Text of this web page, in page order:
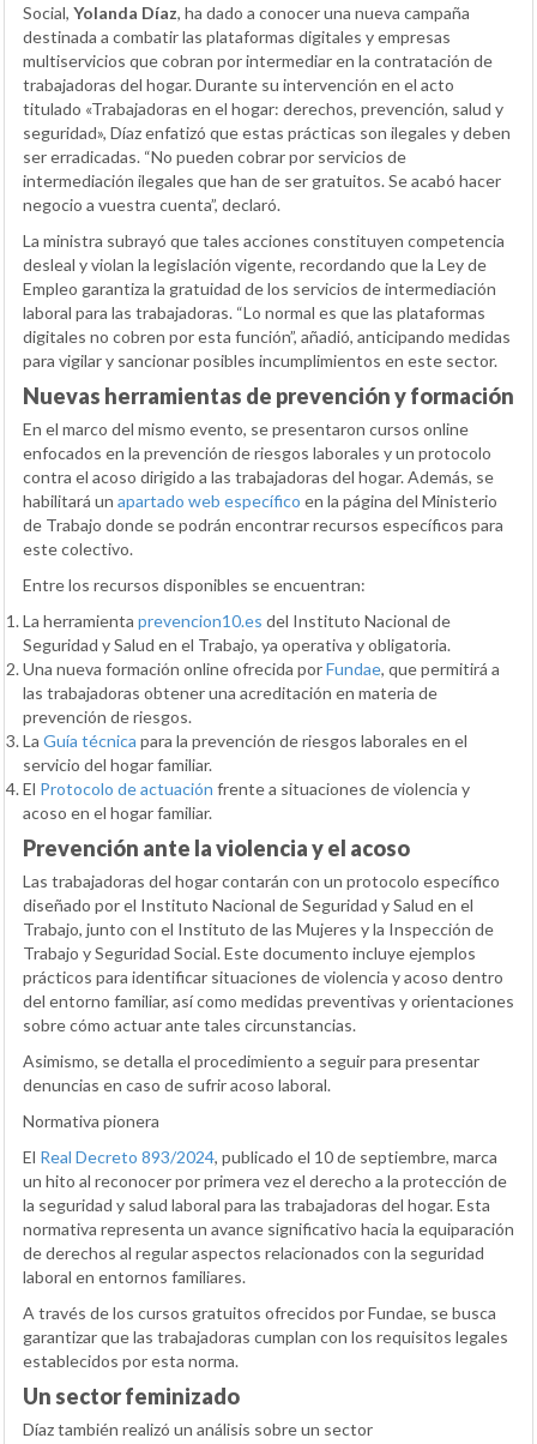
Social, Yolanda Díaz, ha dado a conocer una nueva campaña
destinada a combatir las plataformas digitales y empresas
multiservicios que cobran por intermediar en la contratación de
trabajadoras del hogar. Durante su intervención en el acto
titulado «Trabajadoras en el hogar: derechos, prevención, salud y
seguridad», Díaz enfatizó que estas prácticas son ilegales y deben
ser erradicadas. “No pueden cobrar por servicios de
intermediación ilegales que han de ser gratuitos. Se acabó hacer
negocio a vuestra cuenta”, declaró.
La ministra subrayó que tales acciones constituyen competencia
desleal y violan la legislación vigente, recordando que la Ley de
Empleo garantiza la gratuidad de los servicios de intermediación
laboral para las trabajadoras. “Lo normal es que las plataformas
digitales no cobren por esta función”, añadió, anticipando medidas
para vigilar y sancionar posibles incumplimientos en este sector.
Nuevas herramientas de prevención y formación
En el marco del mismo evento, se presentaron cursos online
enfocados en la prevención de riesgos laborales y un protocolo
contra el acoso dirigido a las trabajadoras del hogar. Además, se
habilitará un apartado web específico en la página del Ministerio
de Trabajo donde se podrán encontrar recursos específicos para
este colectivo.
Entre los recursos disponibles se encuentran:
La herramienta prevencion10.es del Instituto Nacional de
Seguridad y Salud en el Trabajo, ya operativa y obligatoria.
Una nueva formación online ofrecida porFundae, que permitirá a
las trabajadoras obtener una acreditación en materia de
prevención de riesgos.
La Guía técnica para la prevención de riesgos laborales en el
servicio del hogar familiar.
El Protocolo de actuación frente a situaciones de violencia y
acoso en el hogar familiar.
Prevención ante la violencia y el acoso
Las trabajadoras del hogar contarán con un protocolo específico
diseñado por el Instituto Nacional de Seguridad y Salud en el
Trabajo, junto con el Instituto de las Mujeres y la Inspección de
Trabajo y Seguridad Social. Este documento incluye ejemplos
prácticos para identificar situaciones de violencia y acoso dentro
del entorno familiar, así como medidas preventivas y orientaciones
sobre cómo actuar ante tales circunstancias.
Asimismo, se detalla el procedimiento a seguir para presentar
denuncias en caso de sufrir acoso laboral.
Normativa pionera
El Real Decreto 893/2024, publicado el 10 de septiembre, marca
un hito al reconocer por primera vez el derecho a la protección de
la seguridad y salud laboral para las trabajadoras del hogar. Esta
normativa representa un avance significativo hacia la equiparación
de derechos al regular aspectos relacionados con la seguridad
laboral en entornos familiares.
A través de los cursos gratuitos ofrecidos por Fundae, se busca
garantizar que las trabajadoras cumplan con los requisitos legales
establecidos por esta norma.
Un sector feminizado
Díaz también realizó un análisis sobre un sector